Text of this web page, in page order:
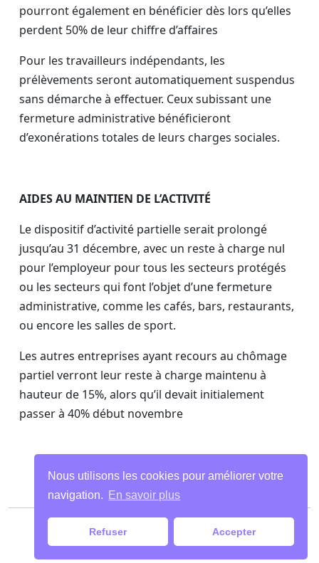
pourront également en bénéficier dès lors qu’elles
perdent 50% de leur chiffre d’affaires
Pour les travailleurs indépendants, les
prélèvements seront automatiquement suspendus
sans démarche à effectuer. Ceux subissant une
fermeture administrative bénéficieront
d’exonérations totales de leurs charges sociales.
AIDES AU MAINTIEN DE L’ACTIVITÉ
Le dispositif d’activité partielle serait prolongé
jusqu’au 31 décembre, avec un reste à charge nul
pour l’employeur pour tous les secteurs protégés
ou les secteurs qui font l’objet d’une fermeture
administrative, comme les cafés, bars, restaurants,
ou encore les salles de sport.
Les autres entreprises ayant recours au chômage
partiel verront leur reste à charge maintenu à
hauteur de 15%, alors qu’il devait initialement
passer à 40% début novembre
Paiements|Mentions légales
| Tous droits
réservés
Nous utilisons les cookies pour améliorer votre
navigation.
En savoir plus
Refuser Accepter